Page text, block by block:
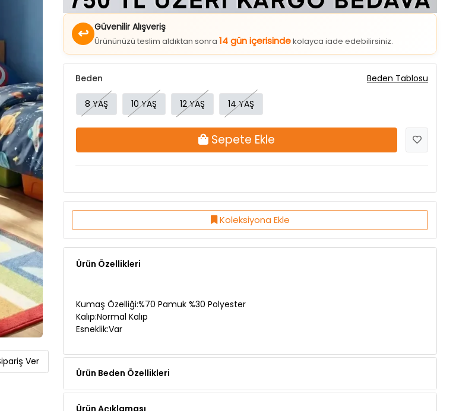
Ver
↩ Ürününüzü teslim aldıktan sonra14 gün içerisindekolayca iade edebilirsiniz.
8 YAŞ
Sepete Ekle
Koleksiyona Ekle
Ürün Özellikleri
Esneklik:Var